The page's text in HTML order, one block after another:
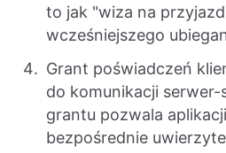
to jak "wiza na
wcześniejszego
Grant poświadczeń
do komunikacji
grantu pozwala
bezpośrednie